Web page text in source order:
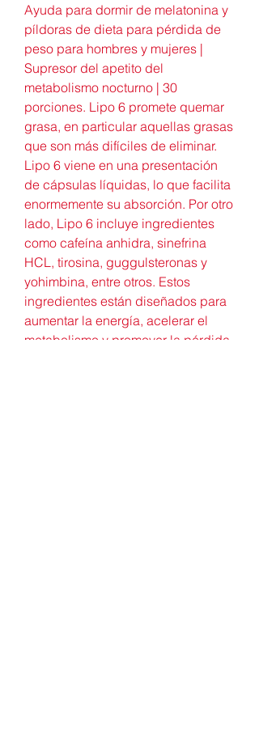
Ayuda para dormir de melatonina y
píldoras de dieta para pérdida de
peso para hombres y mujeres |
Supresor del apetito del
metabolismo nocturno | 30
porciones. Lipo 6 promete quemar
grasa, en particular aquellas grasas
que son más difíciles de eliminar.
Lipo 6 viene en una presentación
de cápsulas líquidas, lo que facilita
enormemente su absorción. Por otro
lado, Lipo 6 incluye ingredientes
como cafeína anhidra, sinefrina
HCL, tirosina, guggulsteronas y
yohimbina, entre otros. Estos
ingredientes están diseñados para
aumentar la energía, acelerar el
metabolismo y promover la pérdida